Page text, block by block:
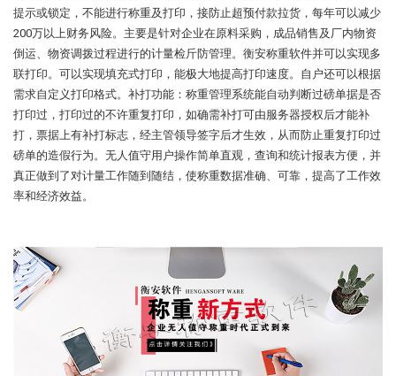
提示或锁定，不能进行称重及打印，接防止超预付款拉货，每年可以减少
200万以上财务风险。主要是针对企业在原料采购，成品销售及厂内物资
倒运、物资调拨过程进行的计量检斤防管理。衡安称重软件并可以实现多
联打印。可以实现填充式打印，能极大地提高打印速度。自户还可以根据
需求自定义打印格式。补打功能：称重管理系统能自动判断过磅单据是否
打印过，打印过的不许重复打印，如确需补打可由服务器授权后才能补
打，票据上有补打标志，经主管领导签字后才生效，从而防止重复打印过
磅单的造假行为。无人值守用户操作简单直观，查询和统计报表方便，并
真正做到了对计量工作随到随结，使称重数据准确、可靠，提高了工作效
率和经济效益。